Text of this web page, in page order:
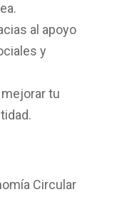
al apoyo
y
tu
Circular